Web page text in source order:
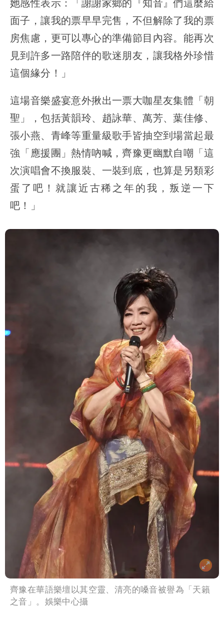
她感性表示：「謝謝家鄉的『知音』們這麼給
面子，讓我的票早早完售，不但解除了我的票
房焦慮，更可以專心的準備節目內容。能再次
見到許多一路陪伴的歌迷朋友，讓我格外珍惜
這個緣分！」
這場音樂盛宴意外揪出一票大咖星友集體「朝
聖」，包括黃韻玲、趙詠華、萬芳、葉佳修、
張小燕、青峰等重量級歌手皆抽空到場當起最
強「應援團」熱情吶喊，齊豫更幽默自嘲「這
次演唱會不換服裝、一裝到底，也算是另類彩
蛋了吧！就讓近古稀之年的我，叛逆一下
吧！」
齊豫在華語樂壇以其空靈、清亮的嗓音被譽為「天籟
之音」。娛樂中心攝